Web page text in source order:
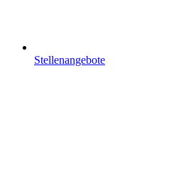
Stellenangebote